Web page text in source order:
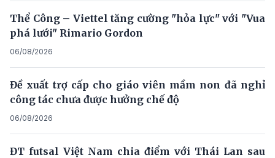
Thể Công – Viettel tăng cường "hỏa lực" với "Vua
phá lưới" Rimario Gordon
06/08/2026
Đề xuất trợ cấp cho giáo viên mầm non đã nghỉ
công tác chưa được hưởng chế độ
06/08/2026
ĐT futsal Việt Nam chia điểm với Thái Lan sau